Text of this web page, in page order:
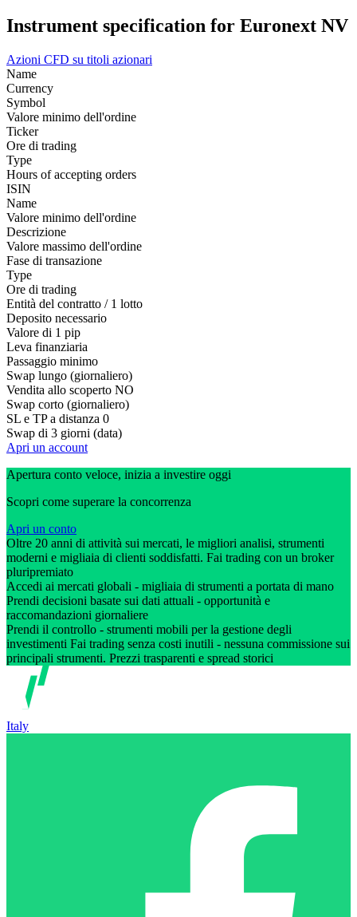
Instrument specification for Euronext NV
Azioni CFD su titoli azionari
Name
Currency
Symbol
Valore minimo dell'ordine
Ticker
Ore di trading
Type
Hours of accepting orders
ISIN
Name
Valore minimo dell'ordine
Descrizione
Valore massimo dell'ordine
Fase di transazione
Type
Ore di trading
Entità del contratto / 1 lotto
Deposito necessario
Valore di 1 pip
Leva finanziaria
Passaggio minimo
Swap lungo (giornaliero)
Vendita allo scoperto NO
Swap corto (giornaliero)
SL e TP a distanza 0
Swap di 3 giorni (data)
Apri un account
Apertura conto veloce, inizia a investire oggi
Scopri come superare la concorrenza
Apri un conto
Oltre 20 anni di attività sui mercati, le migliori analisi, strumenti
moderni e migliaia di clienti soddisfatti. Fai trading con un broker
pluripremiato
Accedi ai mercati globali - migliaia di strumenti a portata di mano
Prendi decisioni basate sui dati attuali - opportunità e
raccomandazioni giornaliere
Prendi il controllo - strumenti mobili per la gestione degli
investimenti Fai trading senza costi inutili - nessuna commissione sui
principali strumenti. Prezzi trasparenti e spread storici
Italy